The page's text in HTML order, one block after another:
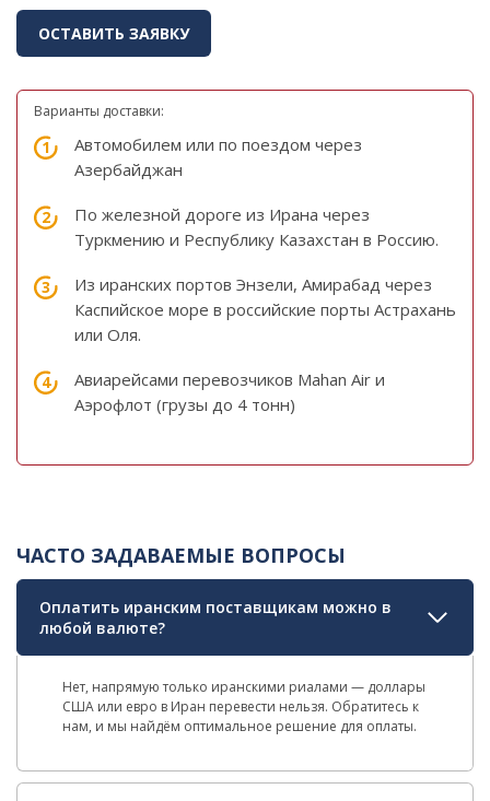
ОСТАВИТЬ ЗАЯВКУ
Варианты доставки:
Автомобилем или по поездом через
Азербайджан
По железной дороге из Ирана через
Туркмению и Республику Казахстан в Россию.
Из иранских портов Энзели, Амирабад через
Каспийское море в российские порты Астрахань
или Оля.
Авиарейсами перевозчиков Mahan Air и
Аэрофлот (грузы до 4 тонн)
ЧАСТО ЗАДАВАЕМЫЕ ВОПРОСЫ
Оплатить иранским поставщикам можно в
любой валюте?
Нет, напрямую только иранскими риалами — доллары
США или евро в Иран перевести нельзя. Обратитесь к
нам, и мы найдём оптимальное решение для оплаты.